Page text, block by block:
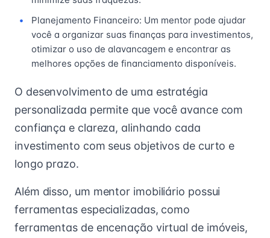
Planejamento Financeiro: Um mentor pode ajudar
você a organizar suas finanças para investimentos,
otimizar o uso de alavancagem e encontrar as
melhores opções de financiamento disponíveis.
O desenvolvimento de uma estratégia
personalizada permite que você avance com
confiança e clareza, alinhando cada
investimento com seus objetivos de curto e
longo prazo.
Além disso, um mentor imobiliário possui
ferramentas especializadas, como
ferramentas de encenação virtual de imóveis,